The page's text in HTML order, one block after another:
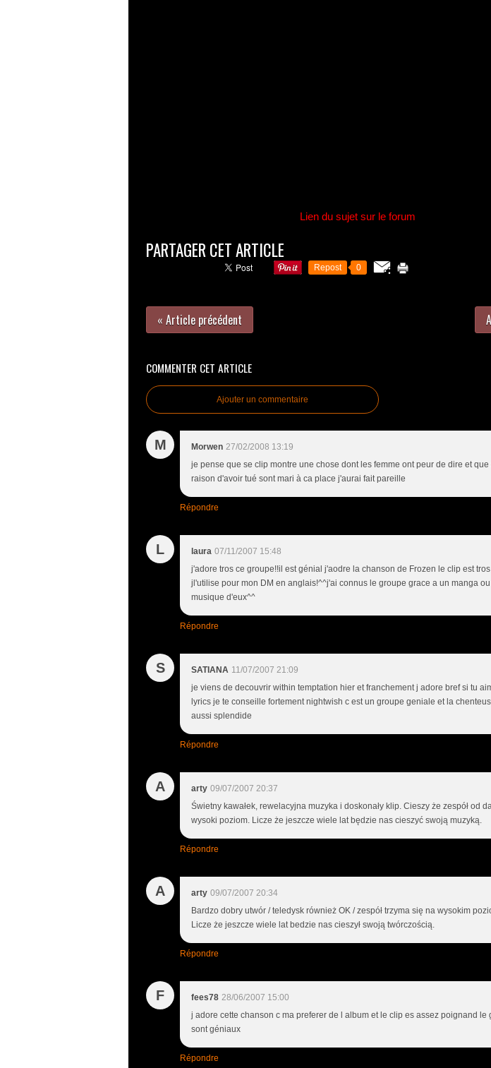
Lien du sujet sur le forum
PARTAGER CET ARTICLE
Repost 0
« Article précédent
COMMENTER CET ARTICLE
Ajouter un commentaire
M Morwen 27/02/2008 13:19
je pense que se clip montre une chose dont les femme ont peur de dire et que
raison d'avoir tué sont mari à ca place j'aurai fait pareille
Répondre
L laura 07/11/2007 15:48
j'adore tros ce groupe!!il est génial j'aodre la chanson de Frozen le clip est
jl'utilise pour mon DM en anglais!^^j'ai connus le groupe grace a un manga
musique d'eux^^
Répondre
S SATIANA 11/07/2007 21:09
je viens de decouvrir within temptation hier et franchement j adore bref si tu
lyrics je te conseille fortement nightwish c est un groupe geniale et la
aussi splendide
Répondre
A arty 09/07/2007 20:37
Świetny kawałek, rewelacyjna muzyka i doskonały klip. Cieszy że zespół od
wysoki poziom. Licze że jeszcze wiele lat będzie nas cieszyć swoją muzyką.
Répondre
A arty 09/07/2007 20:34
Bardzo dobry utwór / teledysk również OK / zespół trzyma się na wysokim
Licze że jeszcze wiele lat bedzie nas cieszył swoją twórczością.
Répondre
F fees78 28/06/2007 15:00
j adore cette chanson c ma preferer de l album et le clip es assez poignand le
sont géniaux
Répondre